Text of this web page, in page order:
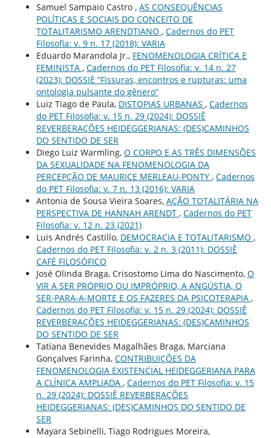
Samuel Sampaio Castro , AS CONSEQUÊNCIAS
POLÍTICAS E SOCIAIS DO CONCEITO DE
TOTALITARISMO ARENDTIANO , Cadernos do PET
Filosofia: v. 9 n. 17 (2018): VARIA
Eduardo Marandola Jr., FENOMENOLOGIA CRÍTICA E
FEMINISTA , Cadernos do PET Filosofia: v. 14 n. 27
(2023): DOSSIÈ “Fissuras, encontros e rupturas: uma
ontologia pulsante do gênero”
Luiz Tiago de Paula, DISTOPIAS URBANAS , Cadernos
do PET Filosofia: v. 15 n. 29 (2024): DOSSIÊ
REVERBERAÇÕES HEIDEGGERIANAS: (DES)CAMINHOS
DO SENTIDO DE SER
Diego Luiz Warmling, O CORPO E AS TRÊS DIMENSÕES
DA SEXUALIDADE NA FENOMENOLOGIA DA
PERCEPÇÃO DE MAURICE MERLEAU-PONTY , Cadernos
do PET Filosofia: v. 7 n. 13 (2016): VARIA
Antonia de Sousa Vieira Soares, AÇÃO TOTALITÁRIA NA
PERSPECTIVA DE HANNAH ARENDT , Cadernos do PET
Filosofia: v. 12 n. 23 (2021)
Luis Andrés Castillo, DEMOCRACIA E TOTALITARISMO ,
Cadernos do PET Filosofia: v. 2 n. 3 (2011): DOSSIÊ
CAFÉ FILOSÓFICO
José Olinda Braga, Crisostomo Lima do Nascimento, O
VIR A SER PRÓPRIO OU IMPRÓPRIO, A ANGÚSTIA, O
SER-PARA-A-MORTE E OS FAZERES DA PSICOTERAPIA ,
Cadernos do PET Filosofia: v. 15 n. 29 (2024): DOSSIÊ
REVERBERAÇÕES HEIDEGGERIANAS: (DES)CAMINHOS
DO SENTIDO DE SER
Tatiana Benevides Magalhães Braga, Marciana
Gonçalves Farinha, CONTRIBUIÇÕES DA
FENOMENOLOGIA EXISTENCIAL HEIDEGGERIANA PARA
A CLÍNICA AMPLIADA , Cadernos do PET Filosofia: v. 15
n. 29 (2024): DOSSIÊ REVERBERAÇÕES
HEIDEGGERIANAS: (DES)CAMINHOS DO SENTIDO DE
SER
Mayara Sebinelli, Tiago Rodrigues Moreira,